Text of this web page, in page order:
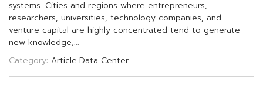
systems. Cities and regions where entrepreneurs,
researchers, universities, technology companies, and
venture capital are highly concentrated tend to generate
new knowledge,...
Category: Article Data Center